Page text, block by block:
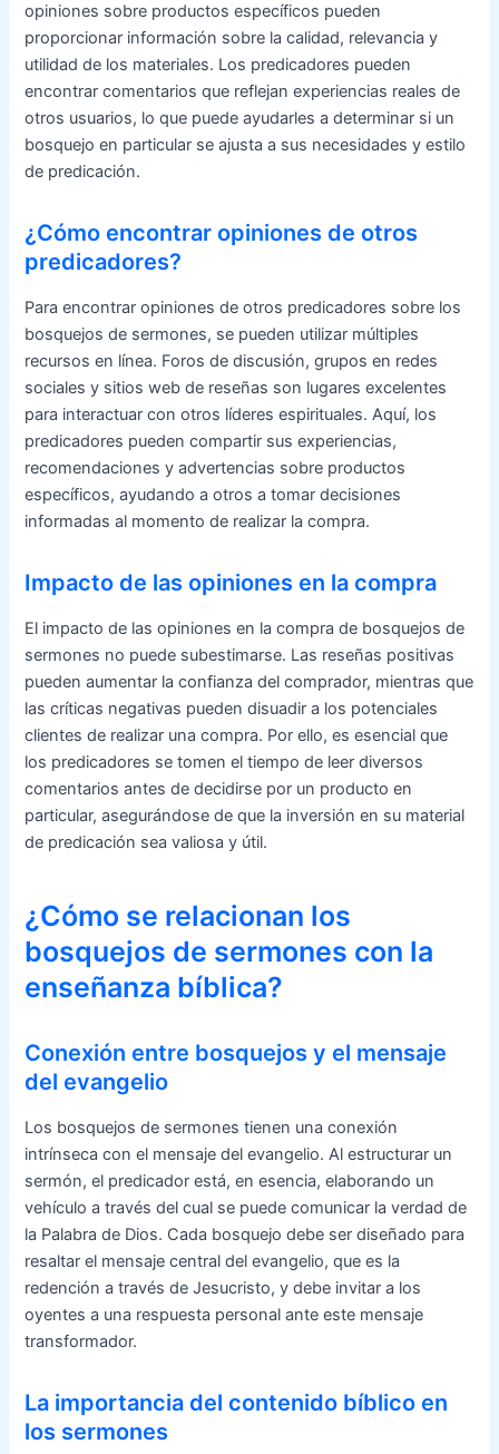
opiniones sobre productos específicos pueden
proporcionar información sobre la calidad, relevancia y
utilidad de los materiales. Los predicadores pueden
encontrar comentarios que reflejan experiencias reales de
otros usuarios, lo que puede ayudarles a determinar si un
bosquejo en particular se ajusta a sus necesidades y estilo
de predicación.
¿Cómo encontrar opiniones de otros
predicadores?
Para encontrar opiniones de otros predicadores sobre los
bosquejos de sermones, se pueden utilizar múltiples
recursos en línea. Foros de discusión, grupos en redes
sociales y sitios web de reseñas son lugares excelentes
para interactuar con otros líderes espirituales. Aquí, los
predicadores pueden compartir sus experiencias,
recomendaciones y advertencias sobre productos
específicos, ayudando a otros a tomar decisiones
informadas al momento de realizar la compra.
Impacto de las opiniones en la compra
El impacto de las opiniones en la compra de bosquejos de
sermones no puede subestimarse. Las reseñas positivas
pueden aumentar la confianza del comprador, mientras que
las críticas negativas pueden disuadir a los potenciales
clientes de realizar una compra. Por ello, es esencial que
los predicadores se tomen el tiempo de leer diversos
comentarios antes de decidirse por un producto en
particular, asegurándose de que la inversión en su material
de predicación sea valiosa y útil.
¿Cómo se relacionan los
bosquejos de sermones con la
enseñanza bíblica?
Conexión entre bosquejos y el mensaje
del evangelio
Los bosquejos de sermones tienen una conexión
intrínseca con el mensaje del evangelio. Al estructurar un
sermón, el predicador está, en esencia, elaborando un
vehículo a través del cual se puede comunicar la verdad de
la Palabra de Dios. Cada bosquejo debe ser diseñado para
resaltar el mensaje central del evangelio, que es la
redención a través de Jesucristo, y debe invitar a los
oyentes a una respuesta personal ante este mensaje
transformador.
La importancia del contenido bíblico en
los sermones